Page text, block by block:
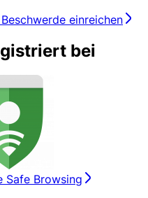
einreichen
bei
Safe Browsing